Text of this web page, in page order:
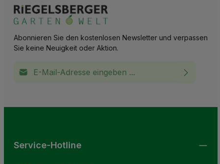
Abonnieren Sie den kostenlosen Newsletter und verpassen
Sie keine Neuigkeit oder Aktion.
Service-Hotline